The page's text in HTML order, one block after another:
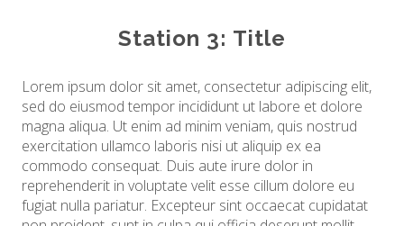
Station 3: Title
Lorem ipsum dolor sit amet, consectetur adipiscing elit,
sed do eiusmod tempor incididunt ut labore et dolore
magna aliqua. Ut enim ad minim veniam, quis nostrud
exercitation ullamco laboris nisi ut aliquip ex ea
commodo consequat. Duis aute irure dolor in
reprehenderit in voluptate velit esse cillum dolore eu
fugiat nulla pariatur. Excepteur sint occaecat cupidatat